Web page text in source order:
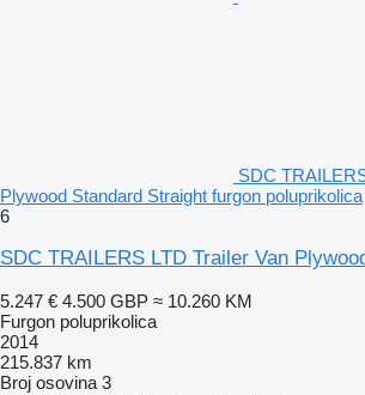
SDC
Plywood Standard Straight furgon poluprikolica
6
SDC TRAILERS LTD Trailer Van
5.247 € 4.500 GBP ≈ 10.260 KM
Furgon poluprikolica
2014
215.837 km
Broj osovina 3